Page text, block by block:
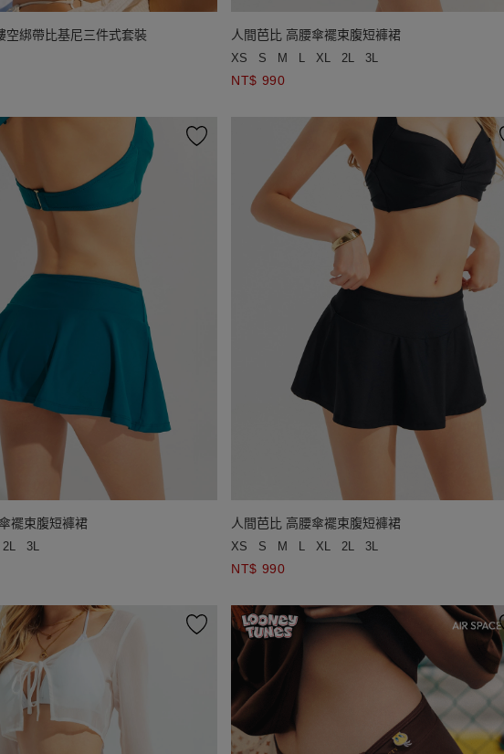
空綁帶比基尼三件式套裝 人間芭比 高腰傘襬束腹短褲裙
XS S M XL 2L 3L
NT$ 990
襬束腹短褲裙
2L 3L
人間芭比 高腰傘襬束腹短褲裙
XS S M L XL 2L 3L
NT$ 990